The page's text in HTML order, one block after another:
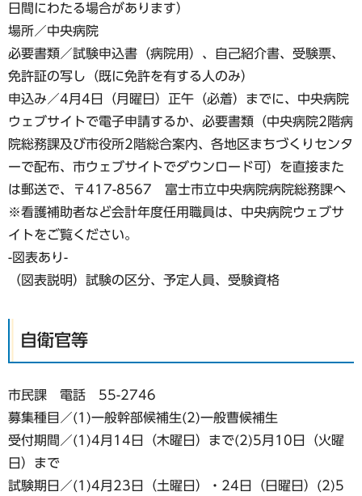
日間にわたる場合があります）
場所／中央病院
必要書類／試験申込書（病院用）、自己紹介書、受験票、
免許証の写し（既に免許を有する人のみ）
申込み／4月4日（月曜日）正午（必着）までに、中央病院
ウェブサイトで電子申請するか、必要書類（中央病院2階病
院総務課及び市役所2階総合案内、各地区まちづくりセンタ
ーで配布、市ウェブサイトでダウンロード可）を直接また
は郵送で、〒417-8567 富士市立中央病院病院総務課へ
※看護補助者など会計年度任用職員は、中央病院ウェブサ
イトをご覧ください。
-図表あり-
（図表説明）試験の区分、予定人員、受験資格
自衛官等
市民課 電話 55-2746
募集種目／(1)一般幹部候補生(2)一般曹候補生
受付期間／(1)4月14日（木曜日）まで(2)5月10日（火曜
日）まで
試験期日／(1)4月23日（土曜日）・24日（日曜日）(2)5